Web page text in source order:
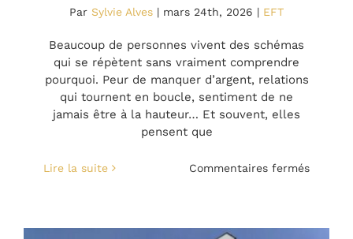
Par Sylvie Alves | mars 24th, 2026 | EFT
Beaucoup de personnes vivent des schémas
qui se répètent sans vraiment comprendre
pourquoi. Peur de manquer d’argent, relations
qui tournent en boucle, sentiment de ne
jamais être à la hauteur… Et souvent, elles
pensent que
Lire la suite Commentaires ferméssur